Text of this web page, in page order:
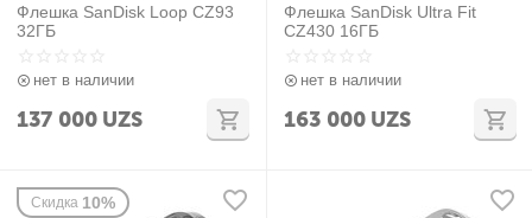
Флешка SanDisk Loop CZ93
32ГБ
нет в наличии
137 000 UZS
Флешка SanDisk Ultra Fit
CZ430 16ГБ
нет в наличии
163 000 UZS
Скидка 10%